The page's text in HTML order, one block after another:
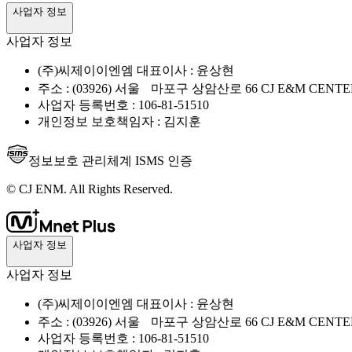
사업자 정보
사업자 정보
(주)씨제이이엔엠 대표이사 : 윤상현
주소 : (03926) 서울 마포구 상암산로 66 CJ E&M
사업자 등록번호 : 106-81-51510
개인정보 보호책임자 : 김지훈
정보보호 관리체계 ISMS 인증
© CJ ENM. All Rights Reserved.
사업자 정보
사업자 정보
(주)씨제이이엔엠 대표이사 : 윤상현
주소 : (03926) 서울 마포구 상암산로 66 CJ E&M
사업자 등록번호 : 106-81-51510